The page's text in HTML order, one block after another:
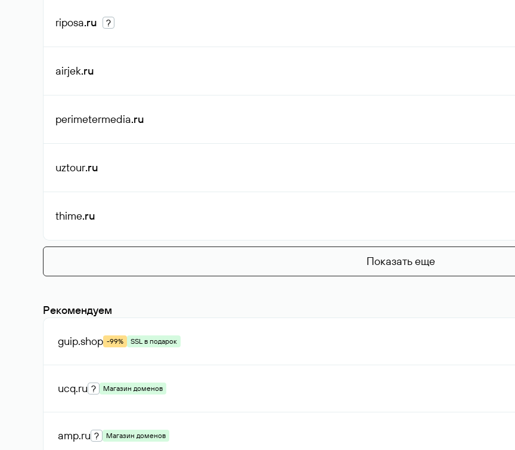
riposa.ru ?
airjek.ru
perimetermedia.ru
uztour.ru
thime.ru
Показать еще
Рекомендуем
guip.shop -99% SSL в подарок
ucq.ru ? Магазин доменов
amp.ru ? Магазин доменов